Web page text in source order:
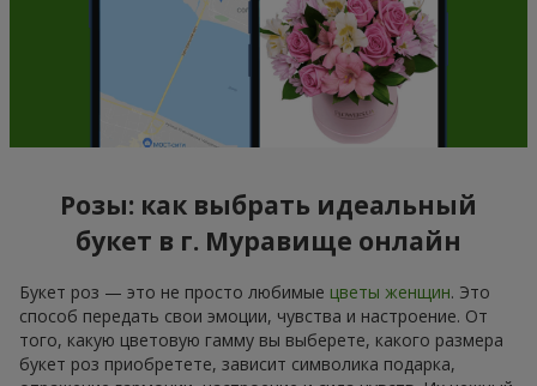
Розы: как выбрать идеальный
букет в г. Муравище онлайн
Букет роз — это не просто любимые цветы женщин. Это
способ передать свои эмоции, чувства и настроение. От
того, какую цветовую гамму вы выберете, какого размера
букет роз приобретете, зависит символика подарка,